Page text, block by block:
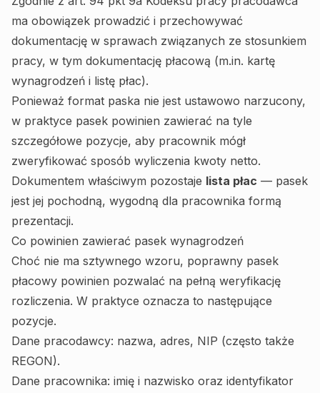
ma obowiązek prowadzić i przechowywać
dokumentację w sprawach związanych ze stosunkiem
pracy, w tym dokumentację płacową (m.in. kartę
wynagrodzeń i listę płac).
Ponieważ format paska nie jest ustawowo narzucony,
w praktyce pasek powinien zawierać na tyle
szczegółowe pozycje, aby pracownik mógł
zweryfikować sposób wyliczenia kwoty netto.
Dokumentem właściwym pozostaje lista płac — pasek
jest jej pochodną, wygodną dla pracownika formą
prezentacji.
Co powinien zawierać pasek wynagrodzeń
Choć nie ma sztywnego wzoru, poprawny pasek
płacowy powinien pozwalać na pełną weryfikację
rozliczenia. W praktyce oznacza to następujące
pozycje.
Dane pracodawcy: nazwa, adres, NIP (często także
REGON).
Dane pracownika: imię i nazwisko oraz identyfikator